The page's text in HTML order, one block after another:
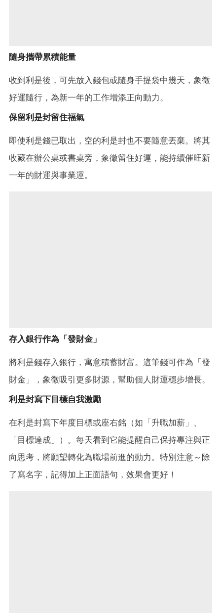
隨身攜帶累積能量
收到利是後，可先放入錢包或隨身手提袋中幾天，象徵
好運隨行，為新一年的工作增添正向動力。
保留利是封留住福氣
即使利是錢已取出，空的利是封也不要隨意丟棄。將其
收藏在辦公桌或書桌旁，象徵留住好運，能持續催旺新
一年的財運與事業運。
存入銀行作為「發財金」
將利是錢存入銀行，寓意積蓄財富。這筆錢可作為「發
財金」，象徵吸引更多財源，幫助個人財運穩步增長。
利是封寫下目標自我激勵
在利是封寫下年度目標或座右銘（如「升職加薪」、
「目標達成」）。每天看到它能提醒自己保持專注與正
向思考，將願望轉化為職場前進的動力。特別注意～除
了寫名字，記得加上正面語句，效果會更好！